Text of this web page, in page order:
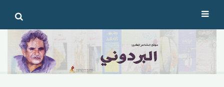
Skip
to
content